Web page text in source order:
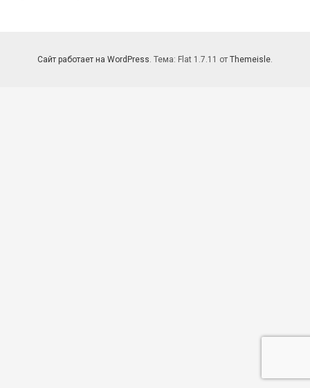
Сайт работает на WordPress. Тема: Flat 1.7.11 от Themeisle.